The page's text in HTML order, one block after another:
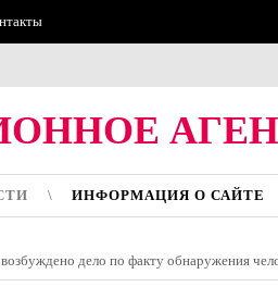
ИНФОРМАЦИЯ О САЙТЕ
дело по факту обнаружения